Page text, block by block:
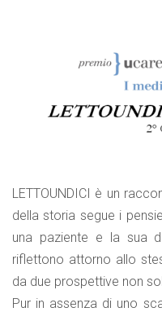
LETTOUNDICI è un
della storia segue i
una paziente e la sua
riflettono attorno allo
da due prospettive non
Pur in assenza di uno